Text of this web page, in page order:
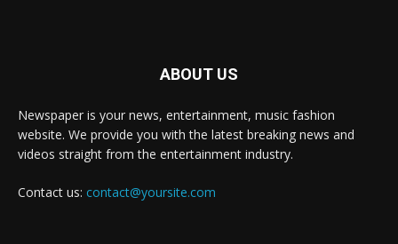
ABOUT US
Newspaper is your news, entertainment, music fashion
website. We provide you with the latest breaking news and
videos straight from the entertainment industry.
Contact us: contact@yoursite.com